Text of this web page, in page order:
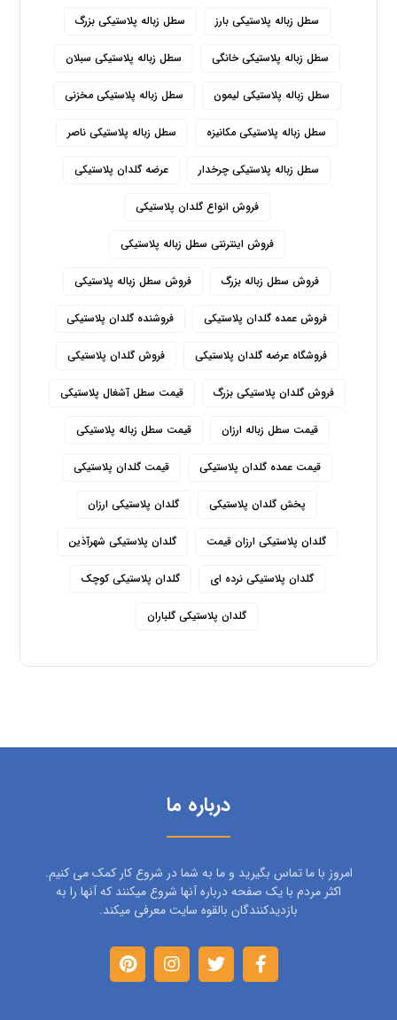
سطل زباله پلاستیکی بارز سطل زباله پلاستیکی بزرگ
سطل زباله پلاستیکی خانگی سطل زباله پلاستیکی سبلان
سطل زباله پلاستیکی لیمون سطل زباله پلاستیکی مخزنی
سطل زباله پلاستیکی مکانیزه سطل زباله پلاستیکی ناصر
سطل زباله پلاستیکی چرخدار عرضه گلدان پلاستیکی
فروش انواع گلدان پلاستیکی
فروش اینترنتی سطل زباله پلاستیکی
فروش سطل زباله بزرگ فروش سطل زباله پلاستیکی
فروش عمده گلدان پلاستیکی فروشنده گلدان پلاستیکی
فروشگاه عرضه گلدان پلاستیکی فروش گلدان پلاستیکی
فروش گلدان پلاستیکی بزرگ قیمت سطل آشغال پلاستیکی
قیمت سطل زباله ارزان قیمت سطل زباله پلاستیکی
قیمت عمده گلدان پلاستیکی قیمت گلدان پلاستیکی
پخش گلدان پلاستیکی گلدان پلاستیکی ارزان
گلدان پلاستیکی ارزان قیمت گلدان پلاستیکی شهرآذین
گلدان پلاستیکی نرده ای گلدان پلاستیکی کوچک
گلدان پلاستیکی گلباران
درباره ما
امروز با ما تماس بگیرید و ما به شما در شروع کار کمک می کنیم.
اکثر مردم با یک صفحه درباره آنها شروع میکنند که آنها را به
بازدیدکنندگان بالقوه سایت معرفی میکند.